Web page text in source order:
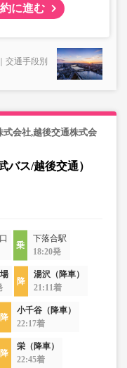
に進む
交通手段別
会社,越後交通株式会
ス/越後交通）
下落合駅
18:20発
湯沢（降車）
21:11着
小千谷（降車）
22:17着
栄（降車）
22:45着